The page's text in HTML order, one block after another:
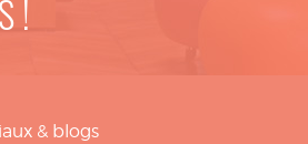
!
& blogs